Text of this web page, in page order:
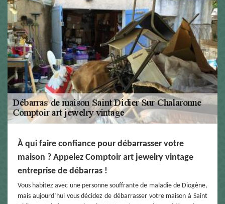
À qui faire confiance pour débarrasser votre
maison ? Appelez Comptoir art jewelry vintage
entreprise de débarras !
Vous habitez avec une personne souffrante de maladie de Diogène,
mais aujourd’hui vous décidez de débarrasser votre maison à Saint